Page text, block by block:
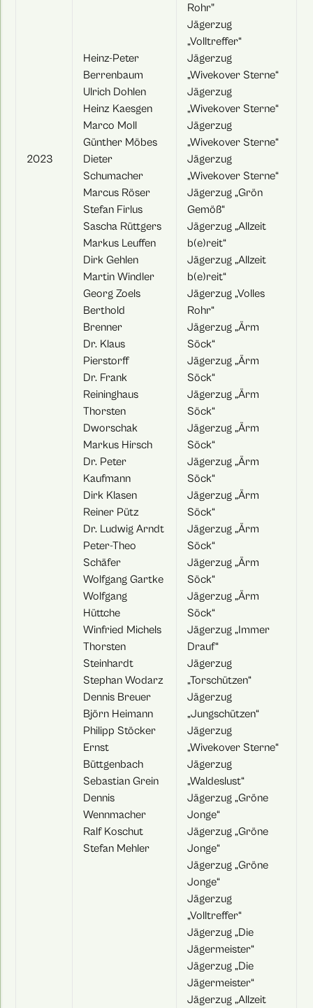
2023
Heinz-Peter
Berrenbaum
Ulrich Dohlen
Heinz Kaesgen
Marco Moll
Günther Möbes
Dieter
Schumacher
Marcus Röser
Stefan Firlus
Sascha Rüttgers
Markus Leuffen
Dirk Gehlen
Martin Windler
Georg Zoels
Berthold
Brenner
Dr. Klaus
Pierstorff
Dr. Frank
Reininghaus
Thorsten
Dworschak
Markus Hirsch
Dr. Peter
Kaufmann
Dirk Klasen
Reiner Pütz
Dr. Ludwig Arndt
Peter-Theo
Schäfer
Wolfgang Gartke
Wolfgang
Hüttche
Winfried Michels
Thorsten
Steinhardt
Stephan Wodarz
Dennis Breuer
Björn Heimann
Philipp Stöcker
Ernst
Büttgenbach
Sebastian Grein
Dennis
Wennmacher
Ralf Koschut
Stefan Mehler
Rohr"
Jägerzug
„Volltreffer“
Jägerzug
„Wivekover Sterne“
Jägerzug
„Wivekover Sterne“
Jägerzug
„Wivekover Sterne“
Jägerzug
„Wivekover Sterne“
Jägerzug „Grön
Gemöß“
Jägerzug „Allzeit
b(e)reit“
Jägerzug „Allzeit
b(e)reit“
Jägerzug „Volles
Rohr“
Jägerzug „Ärm
Söck“
Jägerzug „Ärm
Söck“
Jägerzug „Ärm
Söck“
Jägerzug „Ärm
Söck“
Jägerzug „Ärm
Söck“
Jägerzug „Ärm
Söck“
Jägerzug „Ärm
Söck“
Jägerzug „Ärm
Söck“
Jägerzug „Ärm
Söck“
Jägerzug „Immer
Drauf“
Jägerzug
„Torschützen“
Jägerzug
„Jungschützen“
Jägerzug
„Wivekover Sterne“
Jägerzug
„Waldeslust“
Jägerzug „Gröne
Jonge“
Jägerzug „Gröne
Jonge“
Jägerzug „Gröne
Jonge“
Jägerzug
„Volltreffer“
Jägerzug „Die
Jägermeister“
Jägerzug „Die
Jägermeister“
Jägerzug „Allzeit